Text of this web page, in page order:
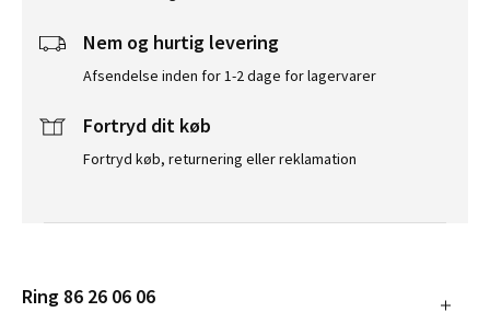
Nem og hurtig levering
Afsendelse inden for 1-2 dage for lagervarer
Fortryd dit køb
Fortryd køb, returnering eller reklamation
Ring 86 26 06 06